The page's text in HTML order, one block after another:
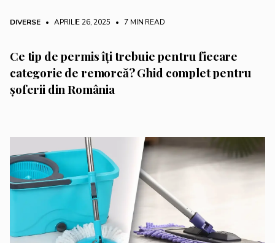
DIVERSE • APRILIE 26, 2025 • 7 MIN READ
Ce tip de permis îți trebuie pentru fiecare
categorie de remorcă? Ghid complet pentru
șoferii din România